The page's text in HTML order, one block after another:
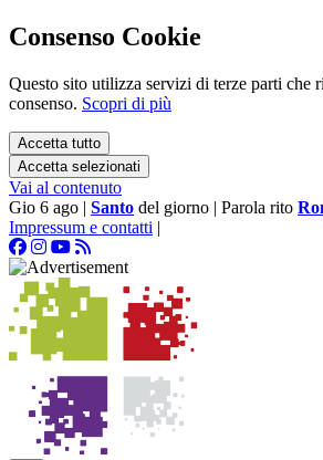
Consenso Cookie
Questo sito utilizza servizi di terze parti che
consenso. Scopri di più
Accetta tutto
Accetta selezionati
Vai al contenuto
Gio 6 ago | Santo del giorno | Parola rito
Impressum e contatti |